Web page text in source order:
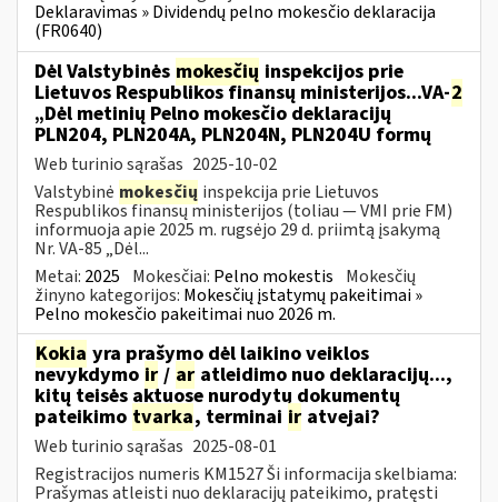
Deklaravimas » Dividendų pelno mokesčio deklaracija
(FR0640)
Dėl Valstybinės mokesčių inspekcijos prie
Lietuvos Respublikos finansų ministerijos...VA-2
„Dėl metinių Pelno mokesčio deklaracijų
PLN204, PLN204A, PLN204N, PLN204U formų
Web turinio sąrašas 2025-10-02
Valstybinė mokesčių inspekcija prie Lietuvos
Respublikos finansų ministerijos (toliau — VMI prie FM)
informuoja apie 2025 m. rugsėjo 29 d. priimtą įsakymą
Nr. VA-85 „Dėl...
Metai: 2025 Mokesčiai: Pelno mokestis Mokesčių
žinyno kategorijos: Mokesčių įstatymų pakeitimai »
Pelno mokesčio pakeitimai nuo 2026 m.
Kokia yra prašymo dėl laikino veiklos
nevykdymo ir / ar atleidimo nuo deklaracijų...,
kitų teisės aktuose nurodytų dokumentų
pateikimo tvarka, terminai ir atvejai?
Web turinio sąrašas 2025-08-01
Registracijos numeris KM1527 Ši informacija skelbiama:
Prašymas atleisti nuo deklaracijų pateikimo, pratęsti